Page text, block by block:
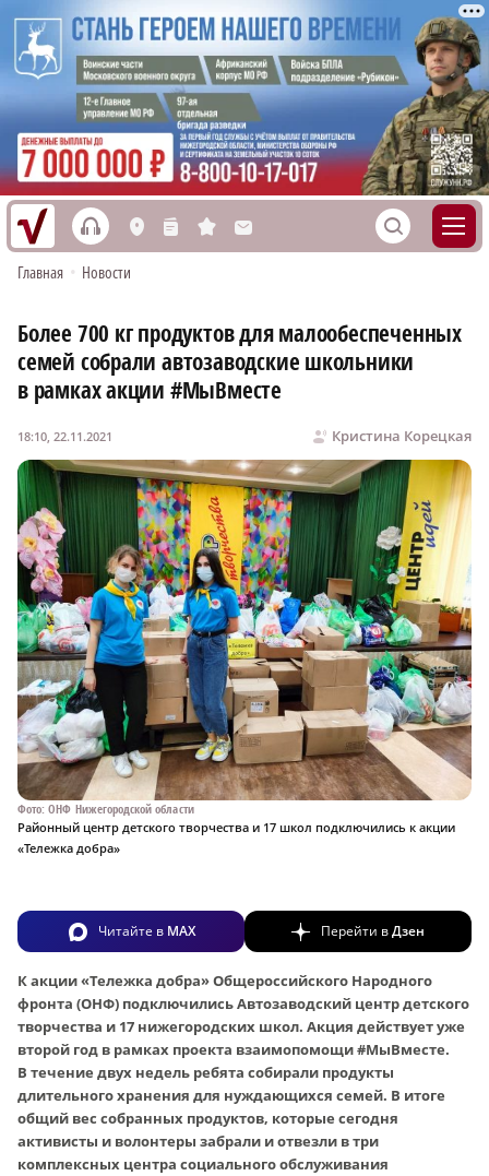
h L n s M S
Главная • Новости
Более 700 кг продуктов для малообеспеченных
семей собрали автозаводские школьники
в рамках акции #МыВместе
Кристина Корецкая
18:10, 22.11.2021
Фото: ОНФ Нижегородской области
Районный центр детского творчества и 17 школ подключились к акции
«Тележка добра»
Читайте в MAX Перейти вДзен
К акции «Тележка добра» Общероссийского Народного
фронта (ОНФ) подключились Автозаводский центр детского
творчества и 17 нижегородских школ. Акция действует уже
второй год в рамках проекта взаимопомощи #МыВместе.
В течение двух недель ребята собирали продукты
длительного хранения для нуждающихся семей. В итоге
общий вес собранных продуктов, которые сегодня
активисты и волонтеры забрали и отвезли в три
комплексных центра социального обслуживания